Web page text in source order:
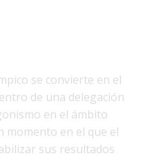
se convierte en el
de una delegación
en el ámbito
momento en el que el
sus resultados